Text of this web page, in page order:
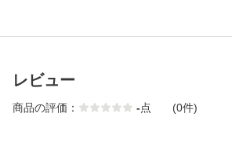
レビュー
商品の評価： -点 (0件)